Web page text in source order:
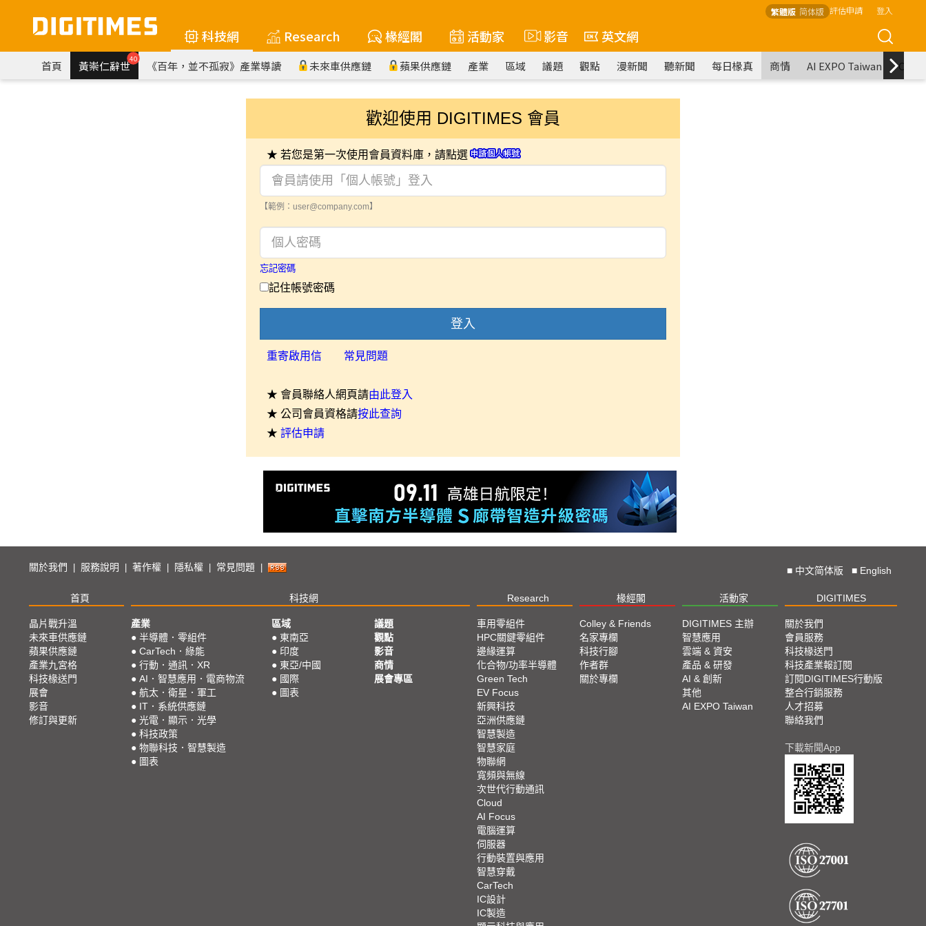
繁體版 简体版 評估申請 登入
科技網 Research 椽經閣 活動家 影音 英文網
首頁 黃崇仁辭世40 《百年，並不孤寂》產業導讀 未來車供應鏈 蘋果供應鏈 產業 區域 議題 觀點 漫新聞 聽新聞 每日椽真 商情 AI EXPO Taiwan
歡迎使用 DIGITIMES 會員
★ 若您是第一次使用會員資料庫，請點選
【範例：user@company.com】
忘記密碼
記住帳號密碼
登入
重寄啟用信 常見問題
★ 會員聯絡人網頁請由此登入
★ 公司會員資格請按此查詢
★ 評估申請
關於我們 服務說明 著作權 隱私權 常見問題 ■ 中文简体版 ■ English
首頁 科技網 Research 椽經閣 活動家 DIGITIMES
晶片戰升溫
未來車供應鏈
蘋果供應鏈
產業九宮格
科技椽送門
展會
影音
修訂與更新
產業
● 半導體．零組件
● CarTech．綠能
● 行動．通訊．XR
● AI．智慧應用．電商物流
● 航太．衛星．軍工
● IT．系統供應鏈
● 光電．顯示．光學
● 科技政策
● 物聯科技．智慧製造
● 圖表
區域
● 東南亞
● 印度
● 東亞/中國
● 國際
● 圖表
議題
觀點
影音
商情
展會專區
車用零組件
HPC關鍵零組件
邊緣運算
化合物/功率半導體
Green Tech
EV Focus
新興科技
亞洲供應鏈
智慧製造
智慧家庭
物聯網
寬頻與無線
次世代行動通訊
Cloud
AI Focus
電腦運算
伺服器
行動裝置與應用
智慧穿戴
CarTech
IC設計
IC製造
Colley & Friends
名家專欄
科技行腳
作者群
關於專欄
DIGITIMES 主辦
智慧應用
雲端 & 資安
產品 & 研發
AI & 創新
其他
AI EXPO Taiwan
關於我們
會員服務
科技椽送門
科技產業報訂閱
訂閱DIGITIMES行動版
整合行銷服務
人才招募
聯絡我們
下載新聞App